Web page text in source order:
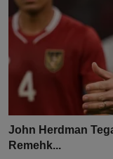
John Herdman
Remehk...